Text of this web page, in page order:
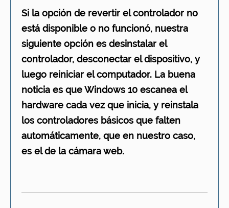
Si la opción de revertir el controlador no
está disponible o no funcionó, nuestra
siguiente opción es desinstalar el
controlador, desconectar el dispositivo, y
luego reiniciar el computador. La buena
noticia es que Windows 10 escanea el
hardware cada vez que inicia, y reinstala
los controladores básicos que falten
automáticamente, que en nuestro caso,
es el de la cámara web.